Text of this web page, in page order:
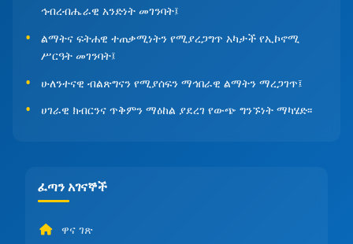
ኅብረብሔራዊ አንድነት መገንባት፤
ልማትና ፍትሐዊ ተጠቃሚነትን የሚያረጋግጥ አካታች የኢኮኖሚ
ሥርዓት መገንባት፤
ሁለንተናዊ ብልጽግናን የሚያሰፍን ማኅበራዊ ልማትን ማረጋገጥ፤
ሀገራዊ ክብርንና ጥቅምን ማዕከል ያደረገ የውጭ ግንኙነት ማካሄድ፡፡
ፈጣን አገናኞች
ዋና ገጽ